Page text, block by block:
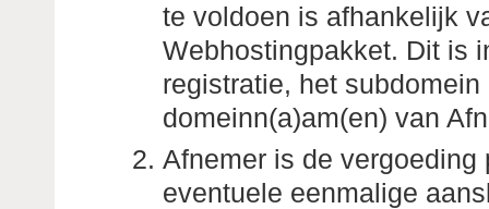
te voldoen is afhankelijk
Webhostingpakket. Dit is
registratie, het
domeinn(a)am(en) van
Afnemer is de
eventuele eenmalige